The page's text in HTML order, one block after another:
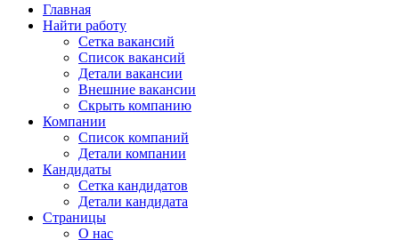
Главная
Найти работу
Сетка вакансий
Список вакансий
Детали вакансии
Внешние вакансии
Скрыть компанию
Компании
Список компаний
Детали компании
Кандидаты
Сетка кандидатов
Детали кандидата
Страницы
О нас